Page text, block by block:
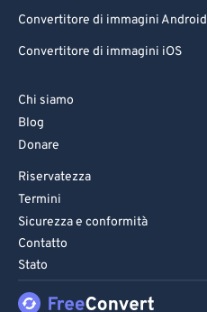
Convertitore di immagini Android
Convertitore di immagini iOS
Chi siamo
Blog
Donare
Riservatezza
Termini
Sicurezza e conformità
Contatto
Stato